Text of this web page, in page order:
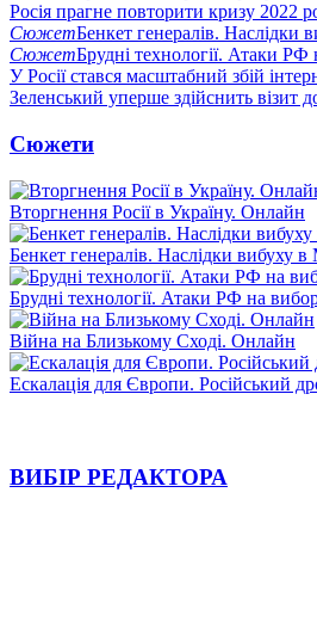
Росія прагне повторити кризу 2022
СюжетБенкет генералів. Наслідки
СюжетБрудні технології. Атаки
У Росії стався масштабний збій
Зеленський уперше здійснить візит
Сюжети
Вторгнення Росії в Україну. Онлайн
Бенкет генералів. Наслідки вибуху в
Брудні технології. Атаки РФ на
Війна на Близькому Сході. Онлайн
Ескалація для Європи. Російський
ВИБІР РЕДАКТОРА